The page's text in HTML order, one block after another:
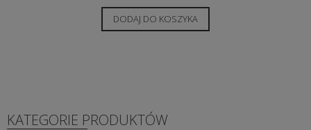
DODAJ DO KOSZYKA
KATEGORIE PRODUKTÓW